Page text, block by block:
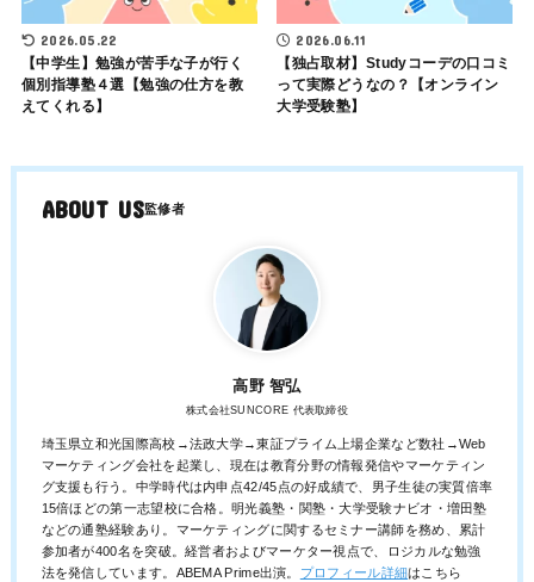
2026.05.22
【中学生】勉強が苦手な子が行く
個別指導塾４選【勉強の仕方を教
えてくれる】
2026.06.11
【独占取材】Studyコーデの口コミ
って実際どうなの？【オンライン
大学受験塾】
ABOUT US
高野 智弘
株式会社SUNCORE 代表取締役
埼玉県立和光国際高校→法政大学→東証プライム上場企業など数社→Web
マーケティング会社を起業し、現在は教育分野の情報発信やマーケティン
グ支援も行う。中学時代は内申点42/45点の好成績で、男子生徒の実質倍率
15倍ほどの第一志望校に合格。明光義塾・関塾・大学受験ナビオ・増田塾
などの通塾経験あり。マーケティングに関するセミナー講師を務め、累計
参加者が400名を突破。経営者およびマーケター視点で、ロジカルな勉強
法を発信しています。ABEMA Prime出演。
プロフィール詳細はこちら